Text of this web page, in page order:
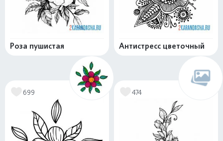
Роза пушистая Антистресс цветочный
699 474